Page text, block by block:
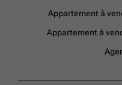
Appartement à
Appartement à